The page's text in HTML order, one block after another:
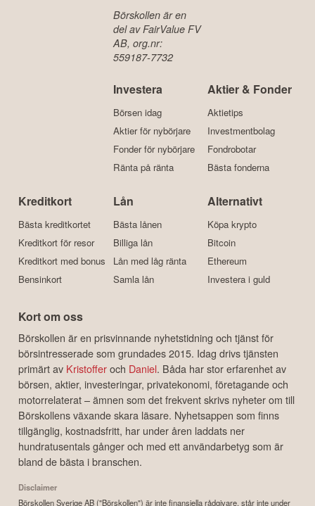
Börskollen är en
del av FairValue FV
AB, org.nr:
559187-7732
Investera
Börsen idag
Aktier för nybörjare
Fonder för nybörjare
Ränta på ränta
Aktier & Fonder
Aktietips
Investmentbolag
Fondrobotar
Bästa fonderna
Kreditkort
Bästa kreditkortet
Kreditkort för resor
Kreditkort med bonus
Bensinkort
Lån
Bästa lånen
Billiga lån
Lån med låg ränta
Samla lån
Alternativt
Köpa krypto
Bitcoin
Ethereum
Investera i guld
Kort om oss
Börskollen är en prisvinnande nyhetstidning och tjänst för
börsintresserade som grundades 2015. Idag drivs tjänsten
primärt av Kristofferoch Daniel. Båda har stor erfarenhet av
börsen, aktier, investeringar, privatekonomi, företagande och
motorrelaterat – ämnen som det frekvent skrivs nyheter om till
Börskollens växande skara läsare. Nyhetsappen som finns
tillgänglig, kostnadsfritt, har under åren laddats ner
hundratusentals gånger och med ett användarbetyg som är
bland de bästa i branschen.
Disclaimer
Börskollen Sverige AB ("Börskollen") är inte finansiella rådgivare, står inte under